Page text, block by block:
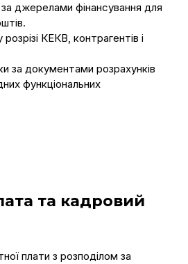
за джерелами фінансування для
КЕКВ, контрагентів і
за документами розрахунків
функціональних
та кадровий
плати з розподілом за